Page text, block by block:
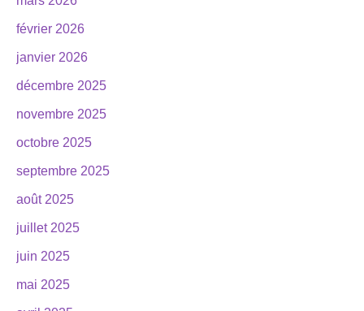
février 2026
janvier 2026
décembre 2025
novembre 2025
octobre 2025
septembre 2025
août 2025
juillet 2025
juin 2025
mai 2025